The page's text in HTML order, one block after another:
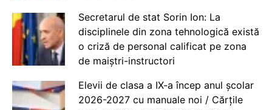
Secretarul de stat Sorin Ion: La
disciplinele din zona tehnologică există
o criză de personal calificat pe zona
de maiștri-instructori
Elevii de clasa a IX-a încep anul școlar
2026-2027 cu manuale noi / Cărțile